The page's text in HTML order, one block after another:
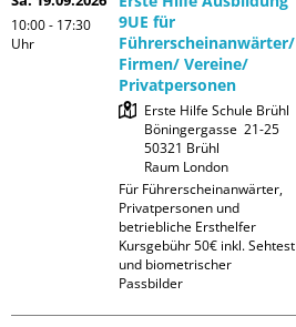
10:00 - 17:30
Uhr
9UE für
Führerscheinanwärter/
Firmen/ Vereine/
Privatpersonen
Erste Hilfe Schule Brühl
Böningergasse  21-25
50321 Brühl
Raum London
Für Führerscheinanwärter,
Privatpersonen und
betriebliche Ersthelfer
Kursgebühr 50€ inkl. Sehtest
und biometrischer
Passbilder